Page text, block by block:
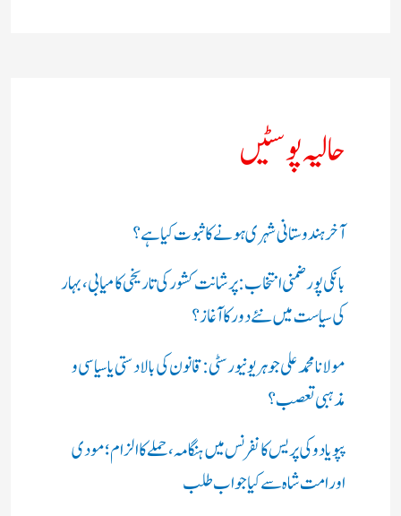
حالیہ پوسٹیں
آخر ہندوستانی شہری ہونے کا ثبوت کیا ہے؟
بانکی پور ضمنی انتخاب: پرشانت کشور کی تاریخی کامیابی، بہار
کی سیاست میں نئے دور کا آغاز؟
مولانا محمد علی جوہر یونیورسٹی: قانون کی بالادستی یا سیاسی و
مذہبی تعصب؟
پپو یادو کی پریس کانفرنس میں ہنگامہ، حملے کا الزام؛ مودی
اور امت شاہ سے کیا جواب طلب